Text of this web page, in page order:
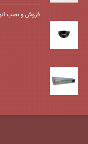
فروش و نصب